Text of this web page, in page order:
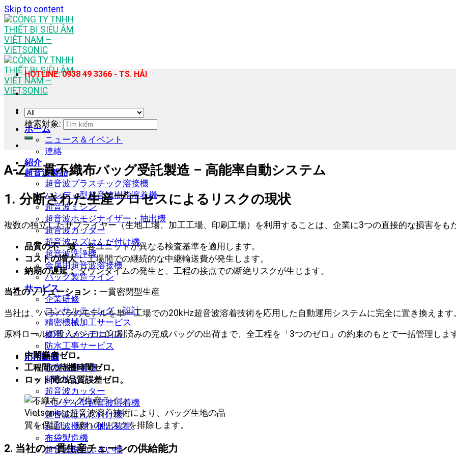
Skip to content
ホーム
ニュース＆イベント
連絡
紹介
超音波製品
超音波プラスチック溶接機
ハンディ型超音波樹脂溶着機
超音波ミシン
超音波ホモジナイザー・抽出機
超音波カッター
超音波スズはんだ付け機
超音波洗浄機
金属用超音波溶接機
バッグ製造ライン
サービス
企業研修
コンサルティング・設計
精密機械加工サービス
修理・メンテナンス
防水工事サービス
応用動画
超音波溶着機
超音波ミシン
超音波カッター
ハンディ型超音波溶着機
超音波はんだ付け機
超音波攪拌・抽出装置
布袋製造機
超音波振動ふるい機
HOTLINE: 0938 49 3366 - TS. HẢI
検索対象:
A-Z 一貫不織布バッグ受託製造 – 高能率自動システム
1. 分断された生産プロセスによるリスクの現状
複数の独立したサプライヤー（生地工場、加工工場、印刷工場）を利用することは、企業に3つの直接的な損害をも
品質の不一致：各ユニットが異なる検査基準を適用します。
コストの増大：工場間での継続的な中継輸送費が発生します。
納期の遅延：ダウンタイムの発生と、工程の接点での断絶リスクが生じます。
当社のソリューション： 一貫密閉型生産
当社は、バラバラのモデルを単一工場での20kHz超音波溶着技術を応用した自動運用システムに完全に置き換えます
原料ロールの投入からロゴ印刷済みの完成バッグの出荷まで、全工程を「3つのゼロ」の約束のもとで一括管理しま
中間業者ゼロ。
工程間の待機時間ゼロ。
ロット間の品質誤差ゼロ。
Vietsonicは超音波溶着技術により、バッグ生地の品
質を保証し、破れのリスクを排除します。
2. 当社の一貫生産チェーンの供給能力